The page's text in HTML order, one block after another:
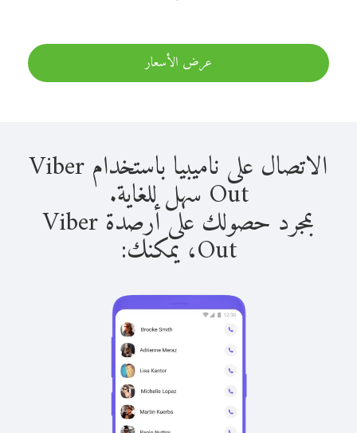
عرض الأسعار
الاتصال على ناميبيا باستخدام Viber
Out سهل للغاية.
بمجرد حصولك على أرصدة Viber
Out، يمكنك: